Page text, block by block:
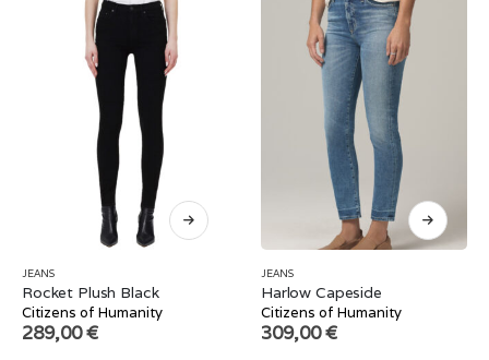
JEANS
Rocket Plush Black
Citizens of Humanity
289,00€
JEANS
Harlow Capeside
Citizens of Humanity
309,00€